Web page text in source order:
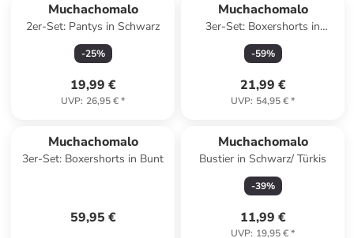
Muchachomalo
2er-Set: Pantys in Schwarz
-25%
19,99 €
UVP: 26,95 €*
Muchachomalo
3er-Set: Boxershorts in
Schwarz/ Dunkelblau/ Türkis
-59%
21,99 €
UVP: 54,95 €*
Muchachomalo
3er-Set: Boxershorts in Bunt
59,95 €
Muchachomalo
Bustier in Schwarz/ Türkis
-39%
11,99 €
UVP: 19,95 €*